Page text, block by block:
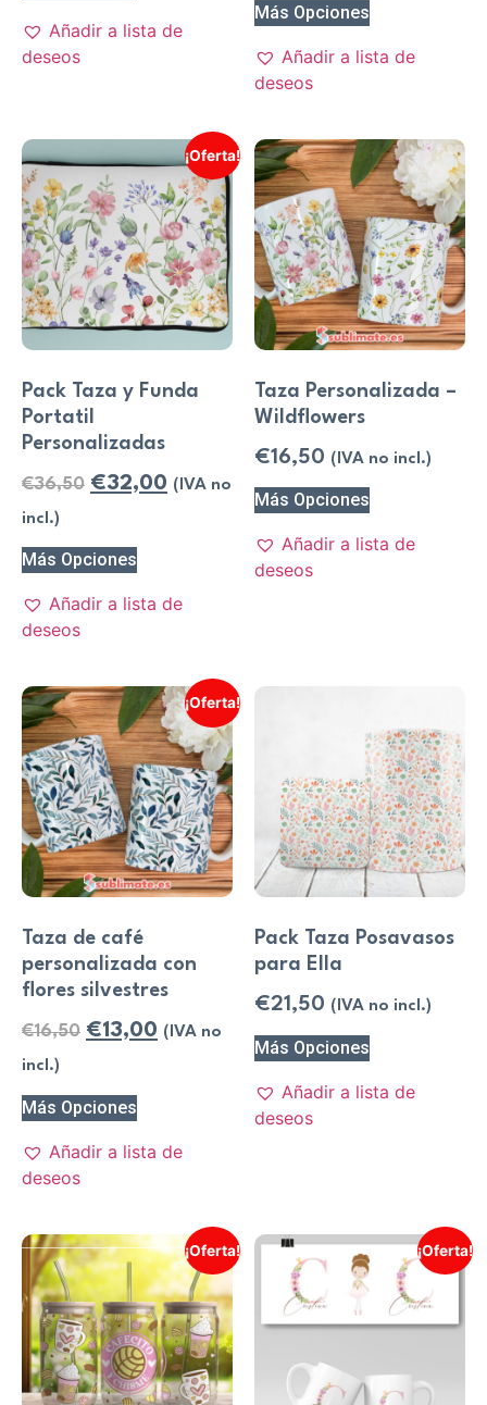
Añadir a lista de
deseos
Más Opciones
Añadir a lista de
deseos
¡Oferta!
Pack Taza y Funda
Portatil
Personalizadas
€36,50 €32,00 (IVA no
incl.)
Más Opciones
Añadir a lista de
deseos
Taza Personalizada –
Wildflowers
€16,50 (IVA no incl.)
Más Opciones
Añadir a lista de
deseos
¡Oferta!
Taza de café
personalizada con
flores silvestres
€16,50 €13,00 (IVA no
incl.)
Más Opciones
Añadir a lista de
deseos
Pack Taza Posavasos
para Ella
€21,50 (IVA no incl.)
Más Opciones
Añadir a lista de
deseos
¡Oferta! ¡Oferta!